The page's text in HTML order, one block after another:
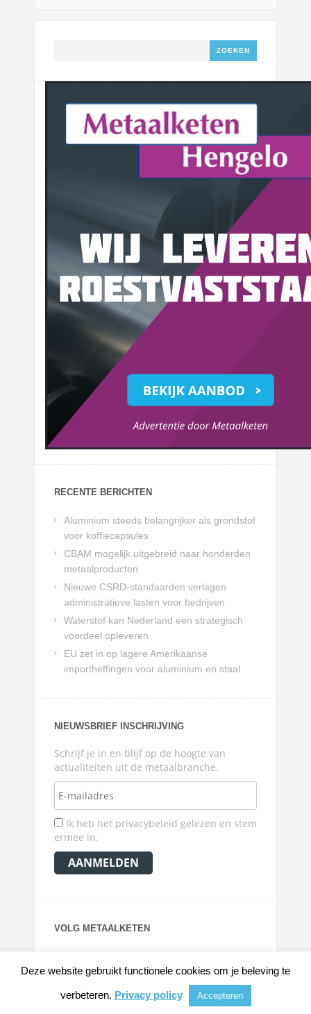
RECENTE BERICHTEN
Aluminium steeds belangrijker als grondstof
voor koffiecapsules
CBAM mogelijk uitgebreid naar honderden
metaalproducten
Nieuwe CSRD-standaarden verlagen
administratieve lasten voor bedrijven
Waterstof kan Nederland een strategisch
voordeel opleveren
EU zet in op lagere Amerikaanse
importheffingen voor aluminium en staal
NIEUWSBRIEF INSCHRIJVING
Schrijf je in en blijf op de hoogte van
actualiteiten uit de metaalbranche.
Ik heb het privacybeleid gelezen en stem
ermee in.
VOLG METAALKETEN
Deze website gebruikt functionele cookies om je beleving te
verbeteren. Privacy policy Accepteren